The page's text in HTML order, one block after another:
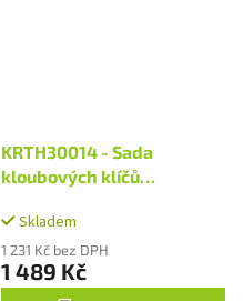
KRTH30014 - Sada
kloubových klíčů
6ksSkladem
1 231 Kč bez DPH
1 489 Kč